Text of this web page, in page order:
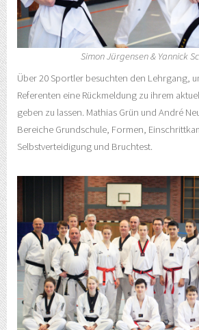
Simon Jürgensen & Yannick
Über 20 Sportler besuchten den Lehrgang,
Referenten eine Rückmeldung zu ihrem
geben zu lassen. Mathias Grün und André
Bereiche Grundschule, Formen,
Selbstverteidigung und Bruchtest.